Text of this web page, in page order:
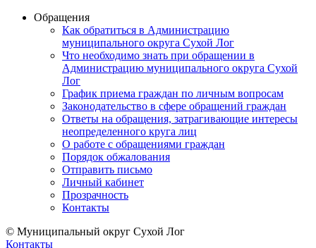
Обращения
Как обратиться в Администрацию
муниципального округа Сухой Лог
Что необходимо знать при обращении в
Администрацию муниципального округа Сухой
Лог
График приема граждан по личным вопросам
Законодательство в сфере обращений граждан
Ответы на обращения, затрагивающие интересы
неопределенного круга лиц
О работе с обращениями граждан
Порядок обжалования
Отправить письмо
Личный кабинет
Прозрачность
Контакты
© Муниципальный округ Сухой Лог
Контакты